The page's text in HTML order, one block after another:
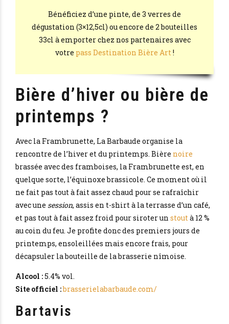
Bénéficiez d’une pinte, de 3 verres de
dégustation (3×12,5cl) ou encore de 2 bouteilles
33cl à emporter chez nos partenaires avec
votre pass Destination Bière Art!
Bière d’hiver ou bière de
printemps ?
Avec la Frambrunette, La Barbaude organise la
rencontre de l’hiver et du printemps. Bière noire
brassée avec des framboises, la Frambrunette est, en
quelque sorte, l’équinoxe brassicole. Ce moment où il
ne fait pas tout à fait assez chaud pour se rafraîchir
avec une session, assis en t-shirt à la terrasse d’un café,
et pas tout à fait assez froid pour siroter un stoutà 12 %
au coin du feu. Je profite donc des premiers jours de
printemps, ensoleillées mais encore frais, pour
décapsuler la bouteille de la brasserie nîmoise.
Alcool :5.4% vol.
Site officiel :brasserielabarbaude.com/
Bartavis